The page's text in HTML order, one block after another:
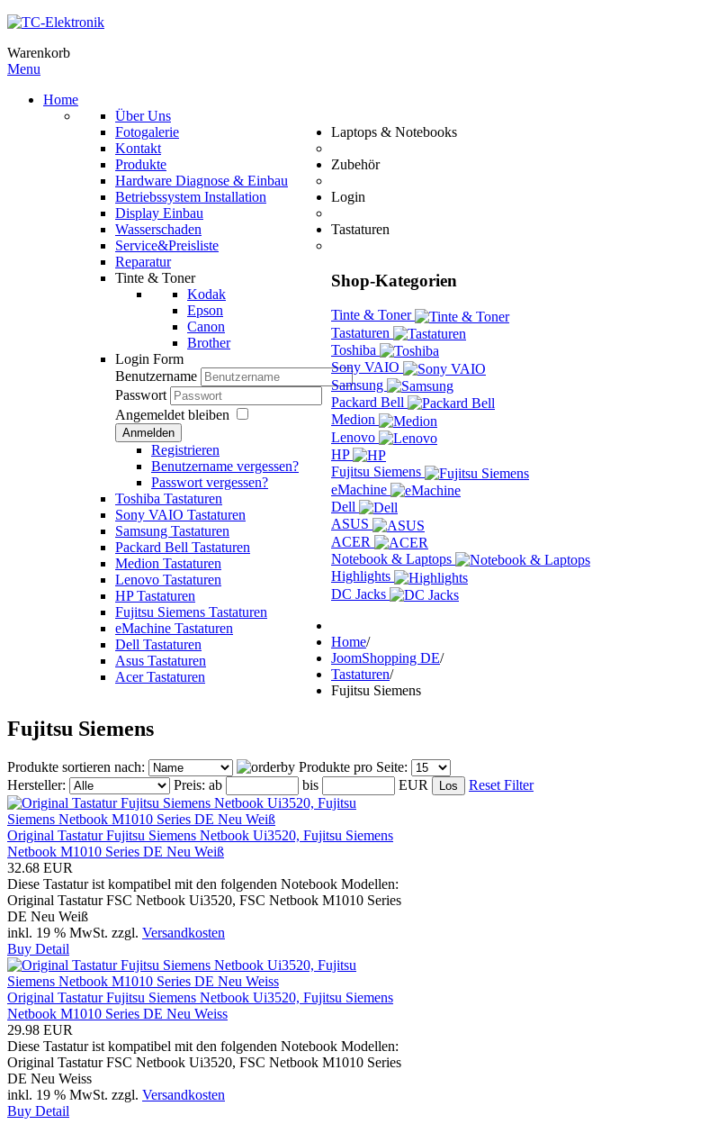
Warenkorb
Menu
Home
Über Uns
Fotogalerie
Kontakt
Produkte
Hardware Diagnose & Einbau
Betriebssystem Installation
Display Einbau
Wasserschaden
Service&Preisliste
Laptops & Notebooks
Reparatur
Zubehör
Tinte & Toner
Kodak
Epson
Canon
Brother
Login
Login Form
Benutzername
Passwort
Angemeldet bleiben
Anmelden
Registrieren
Benutzername vergessen?
Passwort vergessen?
Tastaturen
Toshiba Tastaturen
Sony VAIO Tastaturen
Samsung Tastaturen
Packard Bell Tastaturen
Medion Tastaturen
Lenovo Tastaturen
HP Tastaturen
Fujitsu Siemens Tastaturen
eMachine Tastaturen
Dell Tastaturen
Asus Tastaturen
Acer Tastaturen
Shop-Kategorien
Tinte & Toner
Tastaturen
Toshiba
Sony VAIO
Samsung
Packard Bell
Medion
Lenovo
HP
Fujitsu Siemens
eMachine
Dell
ASUS
ACER
Notebook & Laptops
Highlights
DC Jacks
Home/
JoomShopping DE/
Tastaturen/
Fujitsu Siemens
Fujitsu Siemens
Produkte sortieren nach:
Produkte pro Seite:
Hersteller:
Preis: ab bis EUR Reset Filter
Original Tastatur Fujitsu Siemens Netbook Ui3520, Fujitsu Siemens
Netbook M1010 Series DE Neu Weiß
32.68 EUR
Diese Tastatur ist kompatibel mit den folgenden Notebook Modellen:
Original Tastatur FSC Netbook Ui3520, FSC Netbook M1010 Series
DE Neu Weiß
inkl. 19 % MwSt. zzgl. Versandkosten
Buy Detail
Original Tastatur Fujitsu Siemens Netbook Ui3520, Fujitsu Siemens
Netbook M1010 Series DE Neu Weiss
29.98 EUR
Diese Tastatur ist kompatibel mit den folgenden Notebook Modellen:
Original Tastatur FSC Netbook Ui3520, FSC Netbook M1010 Series
DE Neu Weiss
inkl. 19 % MwSt. zzgl. Versandkosten
Buy Detail